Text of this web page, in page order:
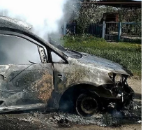
архів
gambling